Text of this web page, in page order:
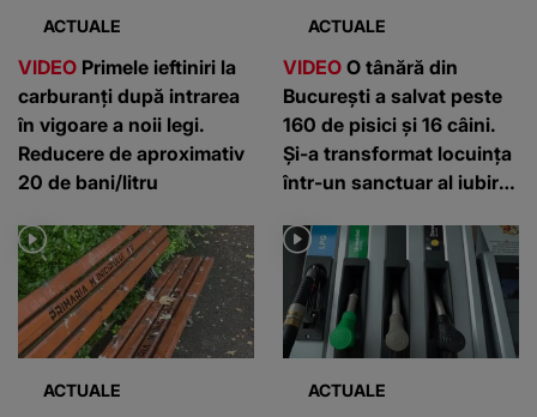
ACTUALE
VIDEO Primele ieftiniri la
carburanți după intrarea
în vigoare a noii legi.
Reducere de aproximativ
20 de bani/litru
ACTUALE
VIDEO O tânără din
București a salvat peste
160 de pisici și 16 câini.
Și-a transformat locuința
într-un sanctuar al iubirii
ACTUALE ACTUALE